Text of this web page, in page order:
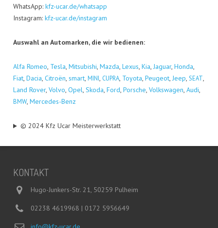
Whats­App: kfz-ucar.de/whatsapp
Insta­gram: kfz-ucar.de/instagram
Aus­wahl an Auto­mar­ken, die wir bedienen:
Alfa Romeo, Tes­la, Mitsu­bi­shi, Maz­da, Lexus, Kia, Jagu­ar, Hon­da,
Fiat, Dacia, Citro­ën, smart, MINI, CUPRA, Toyo­ta, Peu­geot, Jeep, SEAT,
Land Rover, Vol­vo, Opel, Sko­da, Ford, Por­sche, Volks­wa­gen, Audi,
BMW, Mer­ce­des-Benz
© 2024 Kfz Ucar Meisterwerkstatt
KON­TAKT
Hugo-Junkers-Str. 21, 50259 Pulheim
02238 4619968 | 0172 5956649